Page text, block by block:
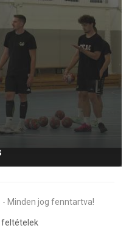
- Minden jog fenntartva!
feltételek